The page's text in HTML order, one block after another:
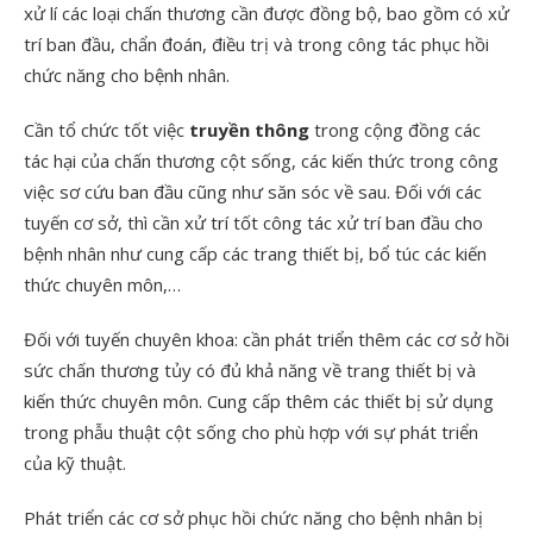
xử lí các loại chấn thương cần được đồng bộ, bao gồm có xử
trí ban đầu, chẩn đoán, điều trị và trong công tác phục hồi
chức năng cho bệnh nhân.
Cần tổ chức tốt việc truyền thông trong cộng đồng các
tác hại của chấn thương cột sống, các kiến thức trong công
việc sơ cứu ban đầu cũng như săn sóc về sau. Đối với các
tuyến cơ sở, thì cần xử trí tốt công tác xử trí ban đầu cho
bệnh nhân như cung cấp các trang thiết bị, bổ túc các kiến
thức chuyên môn,…
Đối với tuyến chuyên khoa: cần phát triển thêm các cơ sở hồi
sức chấn thương tủy có đủ khả năng về trang thiết bị và
kiến thức chuyên môn. Cung cấp thêm các thiết bị sử dụng
trong phẫu thuật cột sống cho phù hợp với sự phát triển
của kỹ thuật.
Phát triển các cơ sở phục hồi chức năng cho bệnh nhân bị